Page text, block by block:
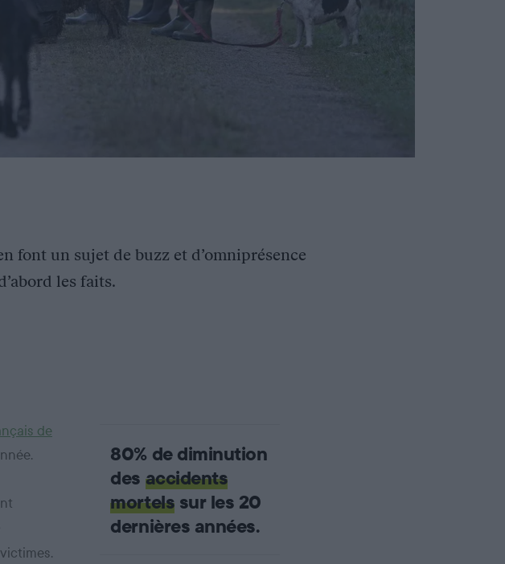
font un sujet de buzz et d’omniprésence
les faits.
80% de diminution
des accidents
mortels sur les 20
dernières années.
de